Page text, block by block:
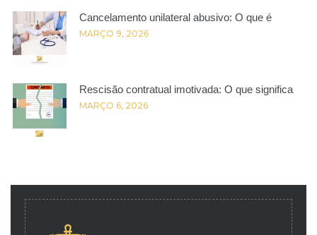
Cancelamento unilateral abusivo: O que é
MARÇO 9, 2026
Rescisão contratual imotivada: O que significa
MARÇO 6, 2026